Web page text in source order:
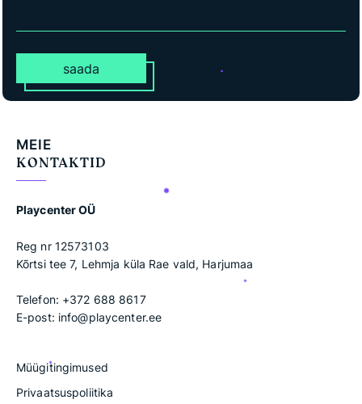
saada
MEIE
KONTAKTID
Playcenter OÜ
Reg nr 12573103
Kõrtsi tee 7, Lehmja küla Rae vald, Harjumaa
Telefon: +372 688 8617
E-post: info@playcenter.ee
Müügitingimused
Privaatsuspoliitika